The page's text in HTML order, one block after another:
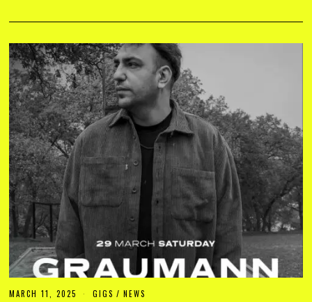
MARCH 11, 2025 GIGS / NEWS